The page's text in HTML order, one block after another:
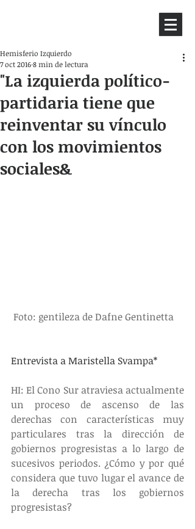
"La izquierda político-
partidaria tiene que
reinventar su vínculo
con los movimientos
sociales&
Hemisferio Izquierdo
7 oct 20168 min de lectura
Foto: gentileza de Dafne Gentinetta
Entrevista a Maristella Svampa*
HI: El Cono Sur atraviesa actualmente
un proceso de ascenso de las
derechas con características muy
particulares tras la dirección de
gobiernos progresistas a lo largo de
sucesivos periodos. ¿Cómo y por qué
considera que tuvo lugar el avance de
la derecha tras los gobiernos
progresistas?